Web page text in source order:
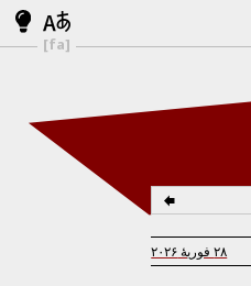
[fa]
۲۸ فوریهٔ ۲۰۲۶